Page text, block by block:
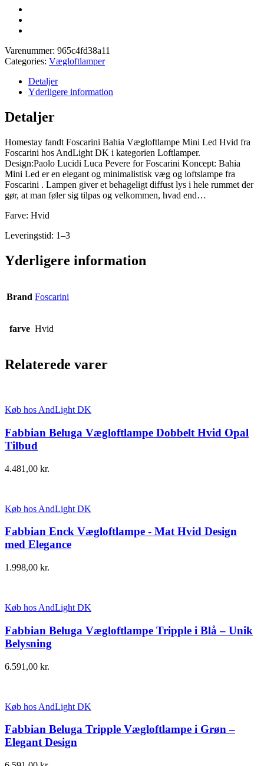
Varenummer: 965c4fd38a11
Categories: Vægloftlamper
Detaljer
Yderligere information
Detaljer
Homestay fandt Foscarini Bahia Vægloftlampe Mini Led Hvid fra
Foscarini hos AndLight DK i kategorien Loftlamper.
Design:Paolo Lucidi Luca Pevere for Foscarini Koncept: Bahia
Mini Led er en elegant og minimalistisk væg og loftslampe fra
Foscarini . Lampen giver et behageligt diffust lys i hele rummet der
gør, at man føler sig tilpas og velkommen, hvad end…
Farve: Hvid
Leveringstid: 1–3
Yderligere information
Brand Foscarini
farve Hvid
Relaterede varer
Køb hos AndLight DK
Fabbian Beluga Vægloftlampe Dobbelt Hvid Opal
Tilbud
4.481,00 kr.
Køb hos AndLight DK
Fabbian Enck Vægloftlampe - Mat Hvid Design
med Elegance
1.998,00 kr.
Køb hos AndLight DK
Fabbian Beluga Vægloftlampe Tripple i Blå – Unik
Belysning
6.591,00 kr.
Køb hos AndLight DK
Fabbian Beluga Tripple Vægloftlampe i Grøn –
Elegant Design